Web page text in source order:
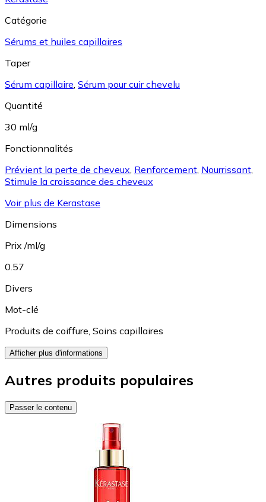
Catégorie
Sérums et huiles capillaires
Taper
Sérum capillaire, Sérum pour cuir chevelu
Quantité
30 ml/g
Fonctionnalités
Prévient la perte de cheveux, Renforcement, Nourrissant,
Stimule la croissance des cheveux
Voir plus de Kerastase
Dimensions
Prix /ml/g
0.57
Divers
Mot-clé
Produits de coiffure, Soins capillaires
Afficher plus d'informations
Autres produits populaires
Passer le contenu